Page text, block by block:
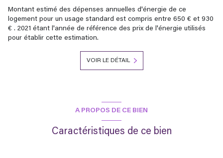
Montant estimé des dépenses annuelles d'énergie de ce
logement pour un usage standard est compris entre 650 € et 930
€ . 2021 étant l'année de référence des prix de l'énergie utilisés
pour établir cette estimation.
VOIR LE DÉTAIL
A PROPOS DE CE BIEN
Caractéristiques de ce bien